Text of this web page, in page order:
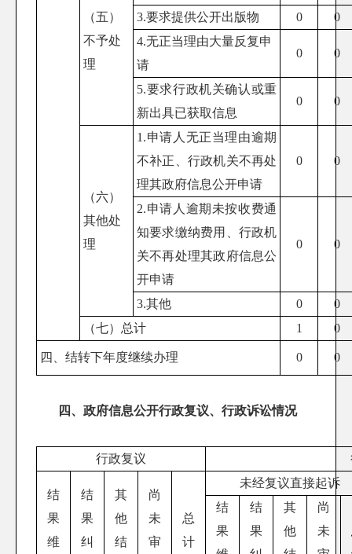
（五）
不予处
理
3.要求提供公开出版物
0
0
4.无正当理由大量反复申
请
0 0
5.要求行政机关确认或重
新出具已获取信息
0 0
（六）
其他处
理
1.申请人无正当理由逾期
不补正、行政机关不再处
理其政府信息公开申请
0 0
2.申请人逾期未按收费通
知要求缴纳费用、行政机
关不再处理其政府信息公
开申请
0 0
3.其他 0
0
（七）总计
1 0
四、结转下年度继续办理 0 0
四、政府信息公开行政复议、行政诉讼情况
行政复议
结
果
维
结
果
纠
其
他
结
尚
未
审
总
计
未经复议直接起诉
结
果
结
果
其
他
尚
未